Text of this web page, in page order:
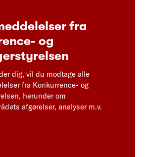
fra
og
dig, vil du modtage alle
fra Konkurrence- og
herunder om
afgørelser, analyser m.v.